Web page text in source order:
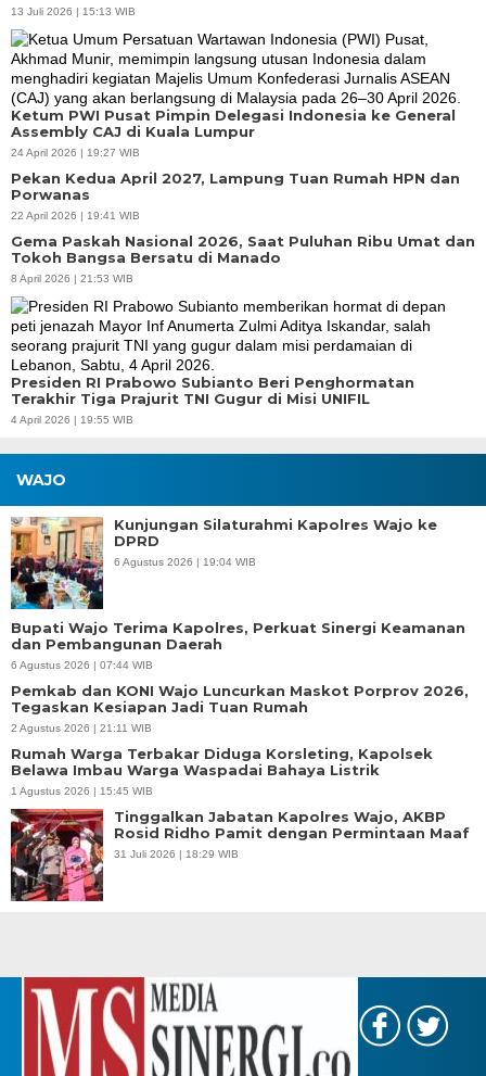
13 Juli 2026 | 15:13 WIB
Ketum PWI Pusat Pimpin Delegasi Indonesia ke General
Assembly CAJ di Kuala Lumpur
24 April 2026 | 19:27 WIB
Pekan Kedua April 2027, Lampung Tuan Rumah HPN dan
Porwanas
22 April 2026 | 19:41 WIB
Gema Paskah Nasional 2026, Saat Puluhan Ribu Umat dan
Tokoh Bangsa Bersatu di Manado
8 April 2026 | 21:53 WIB
Presiden RI Prabowo Subianto Beri Penghormatan
Terakhir Tiga Prajurit TNI Gugur di Misi UNIFIL
4 April 2026 | 19:55 WIB
WAJO
Kunjungan Silaturahmi Kapolres Wajo ke
DPRD
6 Agustus 2026 | 19:04 WIB
Bupati Wajo Terima Kapolres, Perkuat Sinergi Keamanan
dan Pembangunan Daerah
6 Agustus 2026 | 07:44 WIB
Pemkab dan KONI Wajo Luncurkan Maskot Porprov 2026,
Tegaskan Kesiapan Jadi Tuan Rumah
2 Agustus 2026 | 21:11 WIB
Rumah Warga Terbakar Diduga Korsleting, Kapolsek
Belawa Imbau Warga Waspadai Bahaya Listrik
1 Agustus 2026 | 15:45 WIB
Tinggalkan Jabatan Kapolres Wajo, AKBP
Rosid Ridho Pamit dengan Permintaan Maaf
31 Juli 2026 | 18:29 WIB